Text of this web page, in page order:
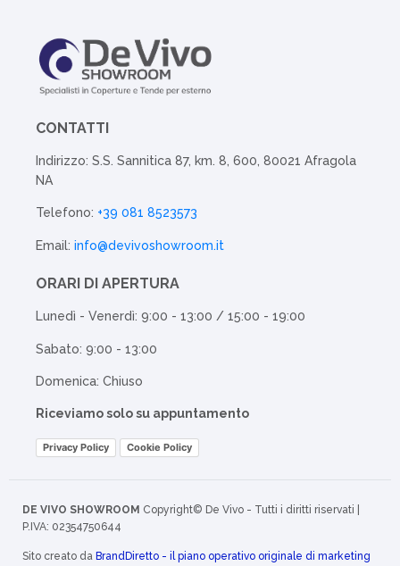
CONTATTI
Indirizzo: S.S. Sannitica 87, km. 8, 600, 80021 Afragola
NA
Telefono: +39 081 8523573
Email: info@devivoshowroom.it
ORARI DI APERTURA
Lunedì - Venerdì: 9:00 - 13:00 / 15:00 - 19:00
Sabato: 9:00 - 13:00
Domenica: Chiuso
Riceviamo solo su appuntamento
Privacy Policy Cookie Policy
DE VIVO SHOWROOM Copyright© De Vivo - Tutti i diritti riservati |
P.IVA: 02354750644
Sito creato da BrandDiretto - il piano operativo originale di marketing